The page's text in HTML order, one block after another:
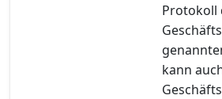
Protokoll
kann